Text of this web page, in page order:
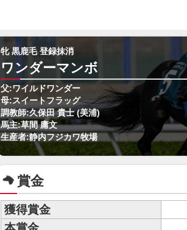
牝 黒鹿毛 登録抹消
ワンダーマンボ
父:ワイルドワンダー
母:スイートフラッグ
調教師:久保田 貴士 (美浦)
馬主:草間 庸文
生産者:静内フジカワ牧場
賞金
獲得賞金